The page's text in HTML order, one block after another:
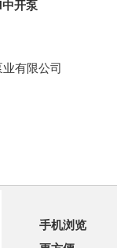
开泵
有限公司
手机浏览